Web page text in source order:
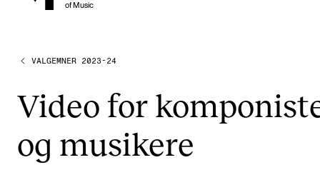
of Music
STUDIER
Bachelor
Master
VALGEMNER 2023-24
Video for
og musi­ke­re